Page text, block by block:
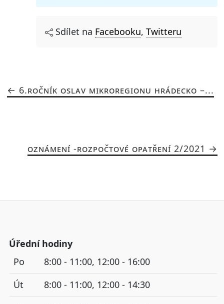
Sdílet na Facebooku, Twitteru
6.ROČNÍK OSLAV MIKROREGIONU HRÁDECKO –...
OZNÁMENÍ -ROZPOČTOVÉ OPATŘENÍ 2/2021
Úřední hodiny
Po
8:00 - 11:00, 12:00 - 16:00
Út
8:00 - 11:00, 12:00 - 14:30